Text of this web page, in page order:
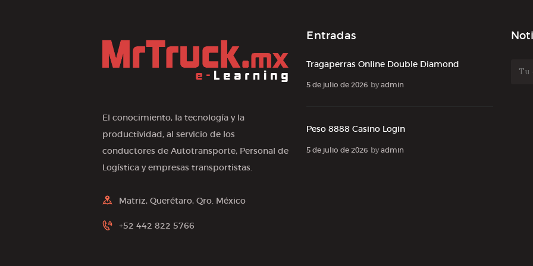
El conocimiento, la tecnología y la
productividad, al servicio de los
conductores de Autotransporte, Personal de
Logística y empresas transportistas.
Matriz, Querétaro, Qro. México
+52 442 822 5766
Entradas
Tragaperras Online Double Diamond
5 de julio de 2026 byadmin
Peso 8888 Casino Login
5 de julio de 2026 byadmin